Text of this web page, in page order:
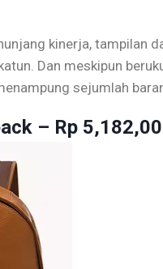
kinerja, tampilan
Dan meskipun
sejumlah
– Rp